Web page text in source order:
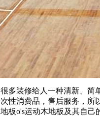
装修给人一种清新、简
性消费品，售后服务，
板o's运动木地板及其自